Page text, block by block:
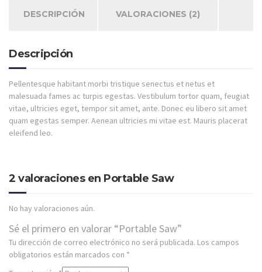
DESCRIPCIÓN VALORACIONES (2)
Descripción
Pellentesque habitant morbi tristique senectus et netus et
malesuada fames ac turpis egestas. Vestibulum tortor quam, feugiat
vitae, ultricies eget, tempor sit amet, ante. Donec eu libero sit amet
quam egestas semper. Aenean ultricies mi vitae est. Mauris placerat
eleifend leo.
2 valoraciones en Portable Saw
No hay valoraciones aún.
Sé el primero en valorar “Portable Saw”
Tu dirección de correo electrónico no será publicada. Los campos
obligatorios están marcados con *